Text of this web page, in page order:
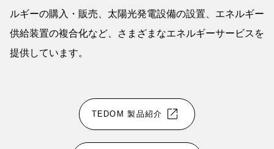
ルギーの購入・販売、太陽光発電設備の設置、エネルギー
供給装置の複合化など、さまざまなエネルギーサービスを
提供しています。
TEDOM 製品紹介 open_in_new